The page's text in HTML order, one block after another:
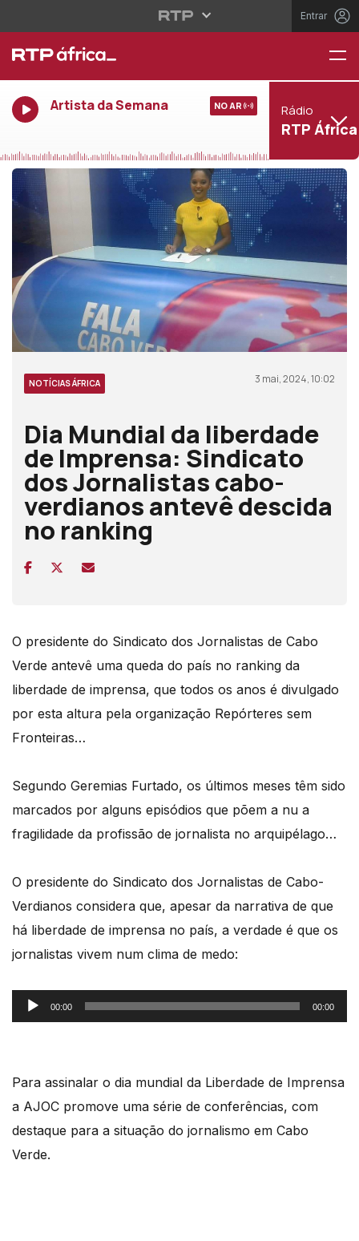
Entrar
Artista da Semana NO AR Rádio
RTP África
NOTÍCIAS ÁFRICA 3 mai, 2024, 10:02
Dia Mundial da liberdade
de Imprensa: Sindicato
dos Jornalistas cabo-
verdianos antevê descida
no ranking
O presidente do Sindicato dos Jornalistas de Cabo
Verde antevê uma queda do país no ranking da
liberdade de imprensa, que todos os anos é divulgado
por esta altura pela organização Repórteres sem
Fronteiras…
Segundo Geremias Furtado, os últimos meses têm sido
marcados por alguns episódios que põem a nu a
fragilidade da profissão de jornalista no arquipélago…
O presidente do Sindicato dos Jornalistas de Cabo-
Verdianos considera que, apesar da narrativa de que
há liberdade de imprensa no país, a verdade é que os
jornalistas vivem num clima de medo:
Reprodutor
de
00:00 00:00
Para assinalar o dia mundial da Liberdade de Imprensa
a AJOC promove uma série de conferências, com
destaque para a situação do jornalismo em Cabo
Verde.